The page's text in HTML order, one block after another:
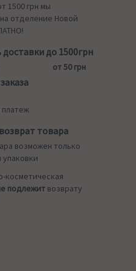
1500 грн мы
отделение Новой
до 1500грн
от 50 грн
товара
возможен только
подлежит возврату